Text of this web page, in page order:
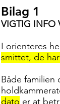
Bilag 1
VIGTIG INFO
I orienteres
smittet, de
Både familien
dato er at